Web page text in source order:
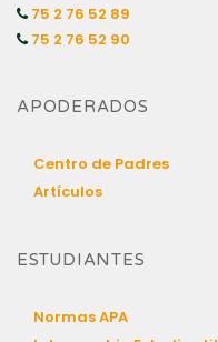
75 2 76 52 89
75 2 76 52 90
APODERADOS
Centro de Padres
Artículos
ESTUDIANTES
Normas APA